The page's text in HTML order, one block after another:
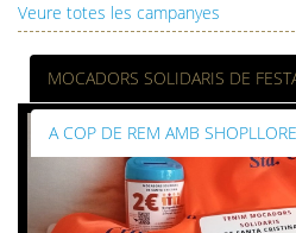
Veure totes les campanyes
MOCADORS SOLIDARIS DE
A COP DE REM AMB